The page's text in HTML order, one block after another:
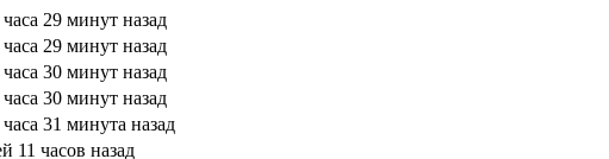
29 минут назад
29 минут назад
30 минут назад
30 минут назад
31 минута назад
11 часов назад